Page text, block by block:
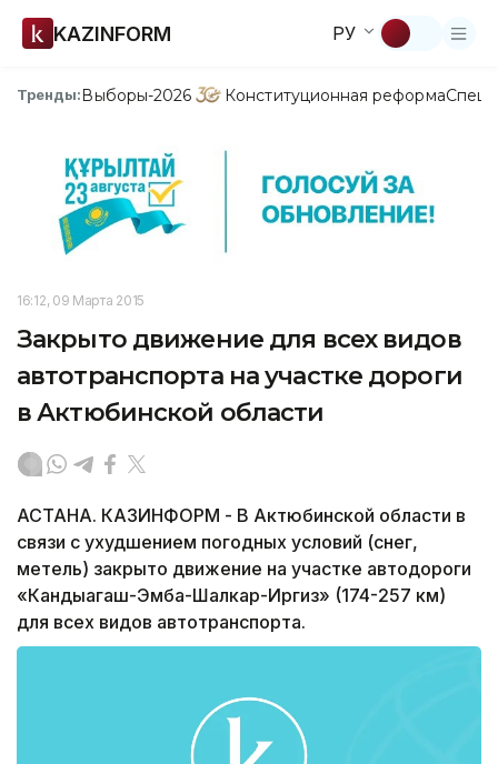
KAZINFORM РУ
Тренды:Выборы-2026 Конституционная реформа
16:12, 09 Марта 2015
Закрыто движение для всех видов
автотранспорта на участке дороги
в Актюбинской области
АСТАНА. КАЗИНФОРМ - В Актюбинской области в
связи с ухудшением погодных условий (снег,
метель) закрыто движение на участке автодороги
«Кандыагаш-Эмба-Шалкар-Иргиз» (174-257 км)
для всех видов автотранспорта.